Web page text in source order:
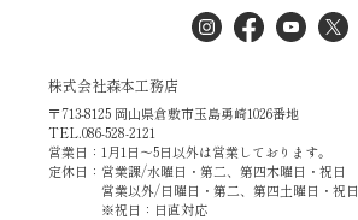
株式会社森本工務店
〒713-8125 岡山県倉敷市玉島勇崎1026番地
TEL.086-528-2121
営業日：1月1日～5日以外は営業しております。
定休日：営業課/水曜日・第二、第四木曜日・祝日
営業以外/日曜日・第二、第四土曜日・祝日
※祝日：日直対応